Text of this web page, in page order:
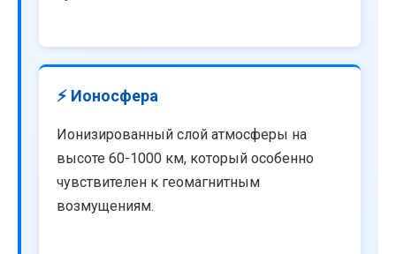
⚡ Ионосфера
Ионизированный слой атмосферы на
высоте 60-1000 км, который особенно
чувствителен к геомагнитным
возмущениям.